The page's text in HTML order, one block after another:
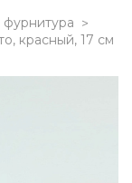
>
красный, 17 см